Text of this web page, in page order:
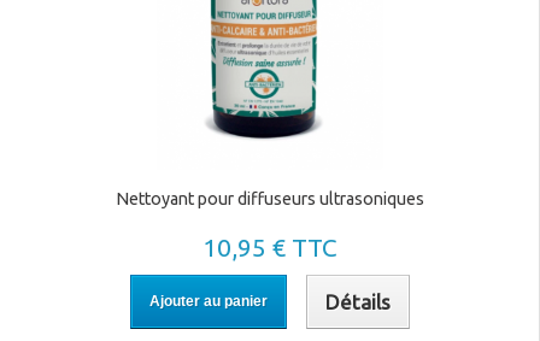
Nettoyant pour diffuseurs ultrasoniques
10,95 € TTC
Ajouter au panier Détails